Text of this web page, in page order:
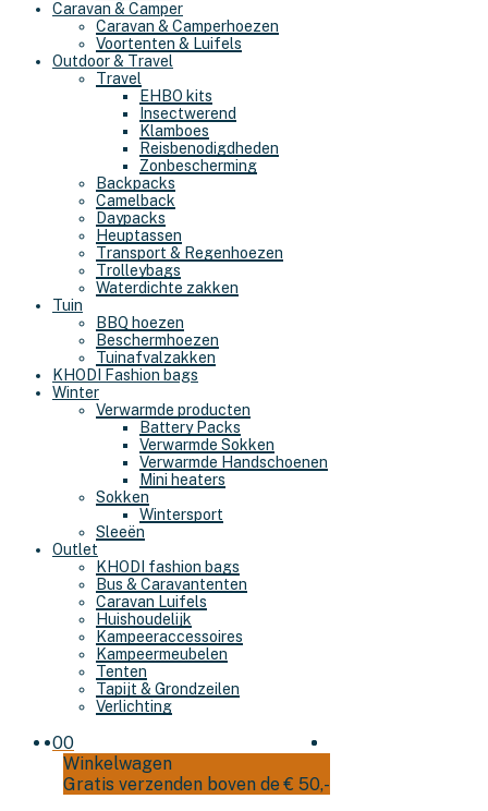
Caravan & Camper
Caravan & Camperhoezen
Voortenten & Luifels
Outdoor & Travel
Travel
EHBO kits
Insectwerend
Klamboes
Reisbenodigdheden
Zonbescherming
Backpacks
Camelback
Daypacks
Heuptassen
Transport & Regenhoezen
Trolleybags
Waterdichte zakken
Tuin
BBQ hoezen
Beschermhoezen
Tuinafvalzakken
KHODI Fashion bags
Winter
Verwarmde producten
Battery Packs
Verwarmde Sokken
Verwarmde Handschoenen
Mini heaters
Sokken
Wintersport
Sleeën
Outlet
KHODI fashion bags
Bus & Caravantenten
Caravan Luifels
Huishoudelijk
Kampeeraccessoires
Kampeermeubelen
Tenten
Tapijt & Grondzeilen
Verlichting
00
Winkelwagen
Gratis verzenden boven de € 50,-